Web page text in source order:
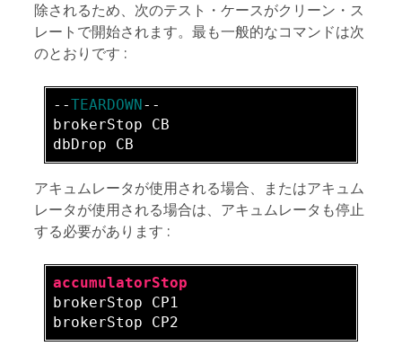
除されるため、次のテスト・ケースがクリーン・ス
レートで開始されます。最も一般的なコマンドは次
のとおりです :
- -TEARDOWN
brokerStop CB
アキュムレータが使用される場合、またはアキュム
レータが使用される場合は、アキュムレータも停止
する必要があります :
accumulatorStop
brokerStop CP1